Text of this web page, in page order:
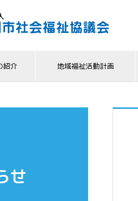
紹介 地域福祉活動計画
せ